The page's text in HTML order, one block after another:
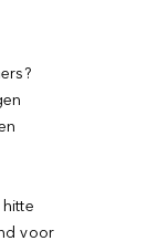
voor